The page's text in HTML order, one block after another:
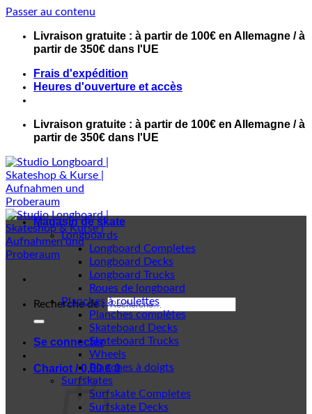
Passer au contenu
Livraison gratuite : à partir de 100€ en Allemagne / à
partir de 350€ dans l'UE
Frais d'expédition
Heures d'ouverture et accès
Livraison gratuite : à partir de 100€ en Allemagne / à
partir de 350€ dans l'UE
Recherche de :
Se connecter
Chariot /0,00€ 0
Magasin de skate
Longboards
Longboard Completes
Longboard Decks
Longboard Trucks
Roues de longboard
Planches à roulettes
Planches complètes
Skateboard Decks
Skateboard Trucks
Wheels
Planches à doigts
Surfskates
Surfskate Completes
Surfskate Decks